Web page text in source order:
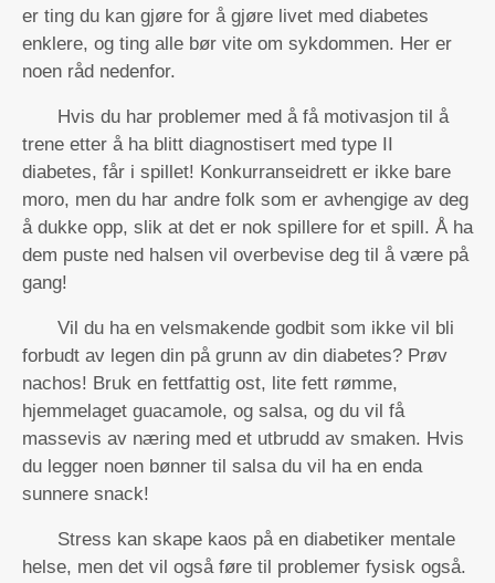
er ting du kan gjøre for å gjøre livet med diabetes
enklere, og ting alle bør vite om sykdommen. Her er
noen råd nedenfor.
Hvis du har problemer med å få motivasjon til å
trene etter å ha blitt diagnostisert med type II
diabetes, får i spillet! Konkurranseidrett er ikke bare
moro, men du har andre folk som er avhengige av deg
å dukke opp, slik at det er nok spillere for et spill. Å ha
dem puste ned halsen vil overbevise deg til å være på
gang!
Vil du ha en velsmakende godbit som ikke vil bli
forbudt av legen din på grunn av din diabetes? Prøv
nachos! Bruk en fettfattig ost, lite fett rømme,
hjemmelaget guacamole, og salsa, og du vil få
massevis av næring med et utbrudd av smaken. Hvis
du legger noen bønner til salsa du vil ha en enda
sunnere snack!
Stress kan skape kaos på en diabetiker mentale
helse, men det vil også føre til problemer fysisk også.